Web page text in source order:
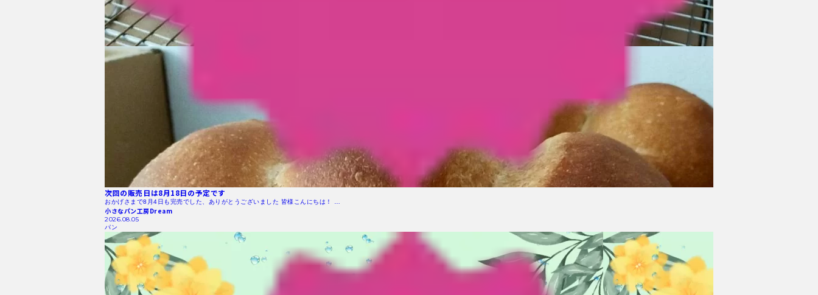
次回の販売日は8月18日の予定です
おかげさまで8月4日も完売でした、ありがとうございました 皆様こんにちは！ …
小さなパン工房Dream
2026.08.05
パン